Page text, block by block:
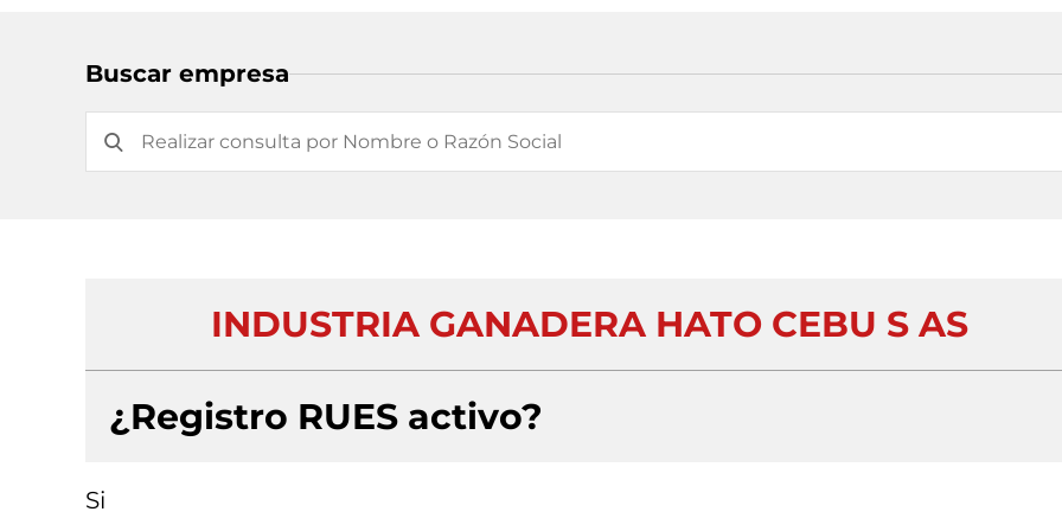
Buscar empresa
INDUSTRIA GANADERA HATO CEBU S AS
¿Registro RUES activo?
Si